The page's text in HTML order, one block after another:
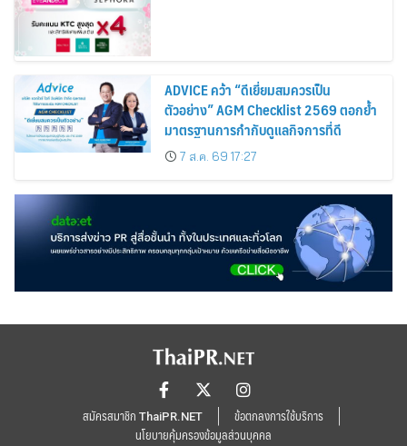
ADVICE คว้า “ดีเยี่ยมสมควรเป็น
ตัวอย่าง” AGM Checklist 2569 ตอกย้ำ
มาตรฐานการกำกับดูแลกิจการที่ดี
7 ส.ค. 69 17:27
สมัครสมาชิก ThaiPR.NET
ข้อตกลงการใช้บริการ
นโยบายคุ้มครองข้อมูลส่วนบุคคล